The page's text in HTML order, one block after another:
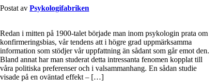
Postat av Psykologifabriken
Redan i mitten på 1900-talet började man inom psykologin prata om
konfirmeringsbias, vår tendens att i högre grad uppmärksamma
information som stödjer vår uppfattning än sådant som går emot den.
Bland annat har man studerat detta intressanta fenomen kopplat till
våra politiska preferenser och i valsammanhang. En sådan studie
visade på en oväntad effekt – […]